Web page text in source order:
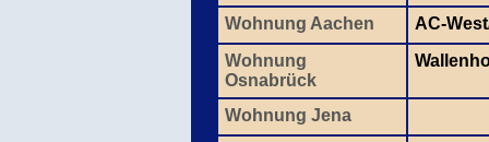
Wohnung Aachen
AC-
Wohnung
Osnabrück
Wohnung Jena